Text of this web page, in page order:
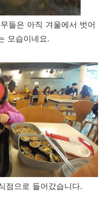
들은 아직 겨울에서 벗어
모습이네요.
점으로 들어갔습니다.